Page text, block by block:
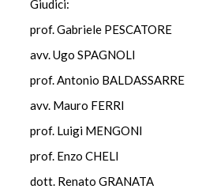
Giudici:
prof. Gabriele PESCATORE
avv. Ugo SPAGNOLI
prof. Antonio BALDASSARRE
avv. Mauro FERRI
prof. Luigi MENGONI
prof. Enzo CHELI
dott. Renato GRANATA